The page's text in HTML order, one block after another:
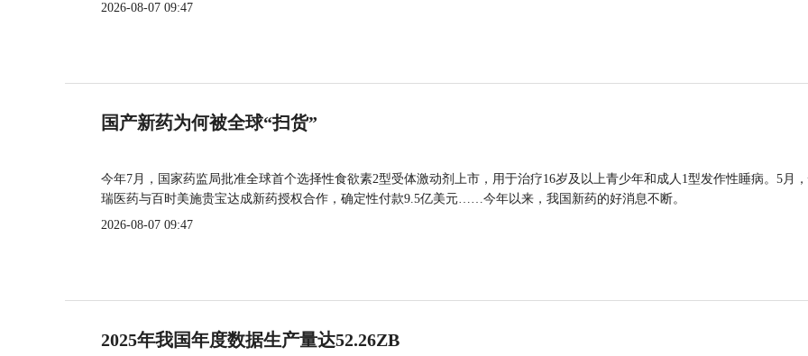
2026-08-07 09:47
国产新药为何被全球“扫货”
今年7月，国家药监局批准全球首个选择性食欲素2型受体激动剂上市，用于治疗16岁及以上青少年和成人1型发作性睡病。5月
瑞医药与百时美施贵宝达成新药授权合作，确定性付款9.5亿美元……今年以来，我国新药的好消息不断。
2026-08-07 09:47
2025年我国年度数据生产量达52.26ZB